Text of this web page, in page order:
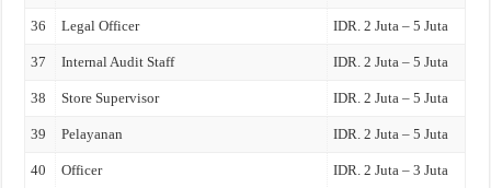
36 Legal Officer IDR. 2 Juta – 5 Juta
37 Internal Audit Staff IDR. 2 Juta – 5 Juta
38 Store Supervisor IDR. 2 Juta – 5 Juta
39 Pelayanan IDR. 2 Juta – 5 Juta
40 Officer IDR. 2 Juta – 3 Juta